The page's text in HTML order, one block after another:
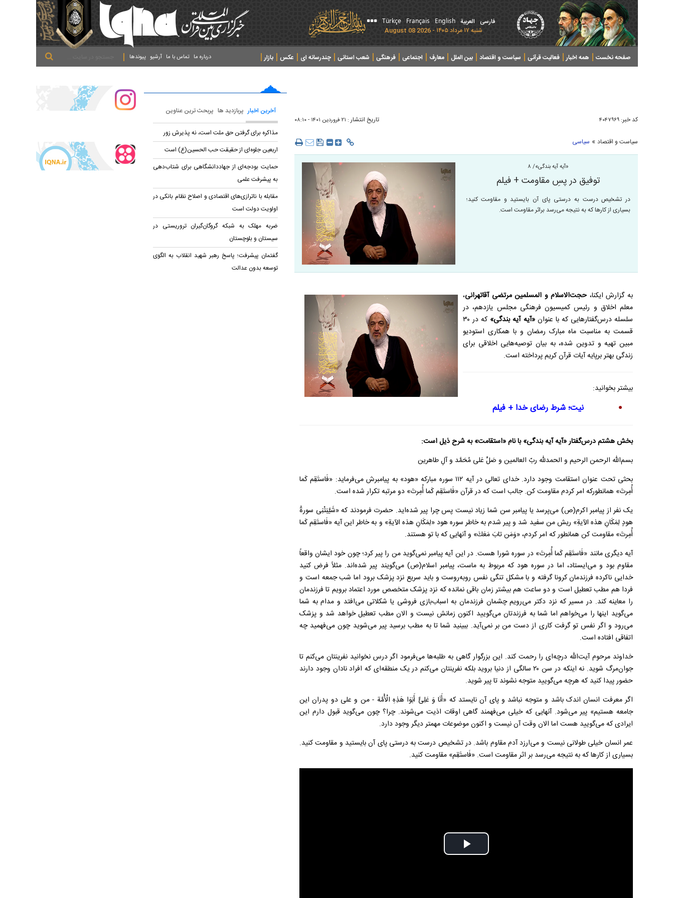
فارسی العربیة English
Français
Türkçe
شنبه ۱۷ مرداد ۱۴۰۵ - 2026 August 08
صفحه نخست همه اخبار فعالیت قرآنی سیاست و اقتصاد بین الملل معارف اجتماعی فرهنگی شعب استانی چندرسانه ای عکس
بازار
پیوندها آرشیو تماس با ما درباره ما
کد خبر: ۴۰۴۷۹۶۹ تاریخ انتشار : ۲۱ فروردين ۱۴۰۱ - ۰۸:۱۰
سیاست و اقتصاد » سیاسی
«آیه آیه بندگی»/ ۸
توفیق در پسِ مقاومت + فیلم
در تشخیص درست به درستی پای آن بایستید و مقاومت کنید؛
بسیاری از کارها که به نتیجه می‌رسد براثر مقاومت است.
به گزارش ایکنا، حجت‌الاسلام و المسلمین مرتضی آقاتهرانی،
معلم اخلاق و رئیس کمیسیون فرهنگی مجلس یازدهم، در
سلسله درس‌گفتار‌هایی که با عنوان«آیه آیه بندگی»
که در ۳۰
قسمت به مناسبت ماه مبارک رمضان و با همکاری استودیو
مبین تهیه و تدوین شده، به بیان توصیه‌هایی اخلاقی برای
زندگی بهتر برپایه آیات قرآن کریم پرداخته است.
بیشتر بخوانید:
نیت؛ شرط رضای خدا + فیلم
بخش هشتم درس‌گفتار «آیه آیه بندگی» با نام «استقامت» به شرح ذیل است:
بسم‌الله الرحمن الرحیم و الحمدلله ربّ العالمین و صَلِّ عَلی مُحَمَّد و آلِ طاهرین
بحثی تحت عنوان استقامت وجود دارد. خدای تعالی در آیه ۱۱۲ سوره مبارکه «هود» به پیامبرش می‌فرماید: «فَاستَقِم كَما
أُمِرتَ» همانطورکه امر کردم مقاومت کن. جالب است که در قرآن «فَاستَقِم كَما أُمِرتَ» دو مرتبه تکرار شده است.
یک نفر از پیامبر اکرم(ص) می‌پرسد یا پیامبر سن شما زیاد نیست پس چرا پیر شده‌اید. حضرت فرمودند که «شَیَّبَتْنِی سورةُ
هودٍ لِمَکَانِ هذه الآیةِ» ریش من سفید شد و پیر شدم به خاطر سوره هود «لِمَکَانِ هذه الآیةِ» و به خاطر این آیه «فَاستَقِم كَما
أُمِرتَ» مقاومت کن همانطور که امر کردم، «وَمَن تابَ مَعَكَ» و آنهایی که با تو هستند.
آیه دیگری مانند «فَاستَقِم كَما أُمِرتَ» در سوره شورا هست. در این آیه پیامبر نمی‌گوید من را پیر کرد؛ چون خود ایشان واقعاً
مقاوم بود و می‌ایستاد، اما در سوره هود که مربوط به ماست، پیامبر اسلام(ص) می‌گویند پیر شده‌اند. مثلاً فرض کنید
خدایی ناکرده فرزندمان کرونا گرفته و با مشکل تنگی نفس روبه‌روست و باید سریع نزد پزشک برود اما شب جمعه است و
فردا هم مطب تعطیل است و دو ساعت هم بیشتر زمان باقی نمانده که نزد پزشک متخصص مورد اعتماد برویم تا فرزندمان
را معاینه کند. در مسیر که نزد دکتر می‌رویم چشمان فرزندمان به اسباب‌بازی فروشی یا شکلاتی می‌افتد و مدام به شما
می‌گوید اینها را می‌خواهم اما شما به فرزندتان می‌گویید اکنون زمانش نیست و الان مطب تعطیل خواهد شد و پزشک
می‌رود و اگر نفس تو گرفت کاری از دست من بر نمی‌آید. ببینید شما تا به مطب برسید پیر می‌شوید چون می‌فهمید چه
اتفاقی افتاده است.
خداوند مرحوم آیت‌الله درچه‌ای را رحمت کند. این بزرگوار گاهی به طلبه‌ها می‌فرمود اگر درس نخوانید نفرینتان می‌کنم تا
جوان‌مرگ شوید. نه اینکه در سن ۲۰ سالگی از دنیا بروید بلکه نفرینتان می‌کنم در یک منطقه‌ای که افراد نادان وجود دارند
حضور پیدا کنید که هرچه می‌گویید متوجه نشوند تا پیر شوید.
اگر معرفت انسان اندک باشد و متوجه نباشد و پای آن نایستد که «أَنَا وَ عَلِیٌّ أَبَوَا هَذِهِ الْأُمَّة - من و علی دو پدران این
جامعه هستیم» پیر می‌شود. آنهایی که خیلی می‌فهمند گاهی اوقات اذیت می‌شوند. چرا؟ چون می‌گوید قبول دارم این
ایرادی که می‌گویید هست اما الان وقت آن نیست و اکنون موضوعات مهمتر دیگر وجود دارد.
عمر انسان خیلی طولانی نیست و می‌ارزد آدم مقاوم باشد. در تشخیص درست به درستی پای آن بایستید و مقاومت کنید.
بسیاری از کارها که به نتیجه می‌رسد بر اثر مقاومت است. «فَاستَقِم» مقاومت کنید.
Play
آخرین اخبار پربازدید ها پربحث ترین عناوین
مذاکره برای گرفتن حق ملت است، نه پذیرش زور
اربعین جلوه‌ای از حقیقت حب الحسین(ع) است
حمایت بودجه‌ای از جهاددانشگاهی برای شتاب‌دهی
به پیشرفت علمی
مقابله با ناترازی‌های اقتصادی و اصلاح نظام بانکی در
اولویت دولت است
ضربه مهلک به شبکه گروگان‌گیران تروریستی در
سیستان و بلوچستان
گفتمان پیشرفت؛ پاسخ رهبر شهید انقلاب به الگوی
توسعه بدون عدالت